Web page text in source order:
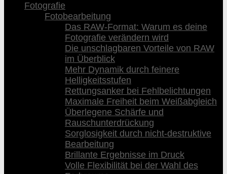
Fotografie
Fotobearbeitung
Das RAW-Format: Warum es deine
Fotografie verändern wird
Die unschlagbaren Vorteile von RAW
im Überblick
Mehr Dynamik durch feinere
Helligkeitsstufen
Rettungsanker bei Fehlbelichtungen
Maximale Freiheit beim Weißabgleich
Überlegene Schärfe und
Rauschunterdrückung
Sorglosigkeit durch nicht-destruktive
Bearbeitung
Brillante Ergebnisse im Druck
Volle Flexibilität bei der Wahl des